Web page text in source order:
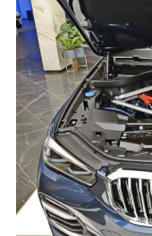
的选装配置，包括
装的。